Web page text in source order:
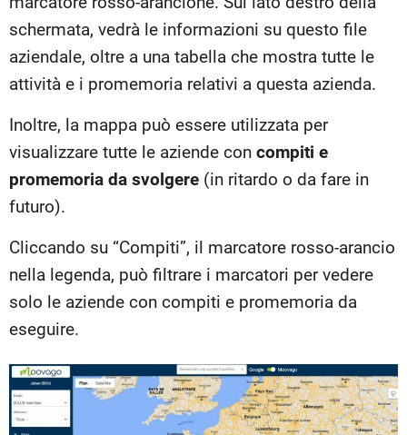
schermata, vedrà le informazioni su questo file
aziendale, oltre a una tabella che mostra tutte le
attività e i promemoria relativi a questa azienda.
Inoltre, la mappa può essere utilizzata per
visualizzare tutte le aziende con compiti e
promemoria da svolgere (in ritardo o da fare in
futuro).
Cliccando su “Compiti”, il marcatore rosso-arancio
nella legenda, può filtrare i marcatori per vedere
solo le aziende con compiti e promemoria da
eseguire.